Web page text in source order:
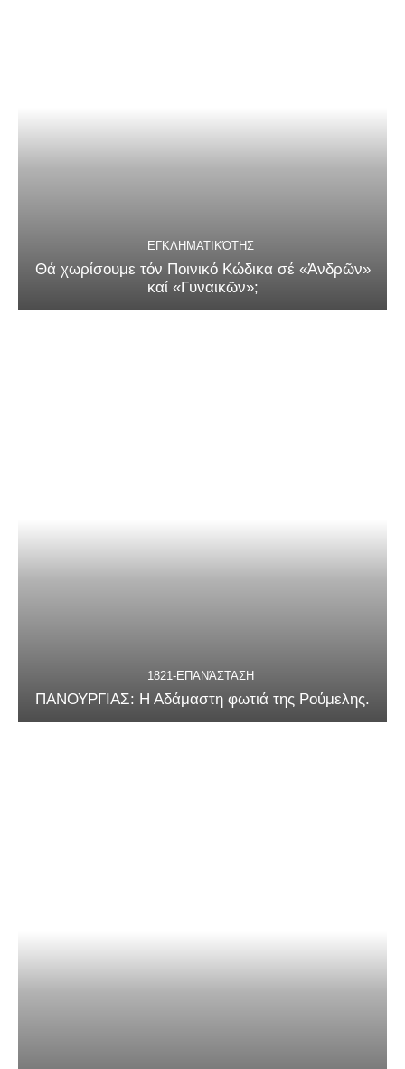
ΕΓΚΛΗΜΑΤΙΚΌΤΗΣ
Θά χωρίσουμε τόν Ποινικό Κώδικα σέ «Ἀνδρῶν»
καί «Γυναικῶν»;
1821-ΕΠΑΝΆΣΤΑΣΗ
ΠΑΝΟΥΡΓΙΑΣ: Η Αδάμαστη φωτιά της Ρούμελης.